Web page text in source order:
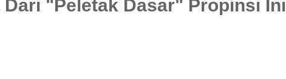
Dari "Peletak Dasar" Propinsi Ini